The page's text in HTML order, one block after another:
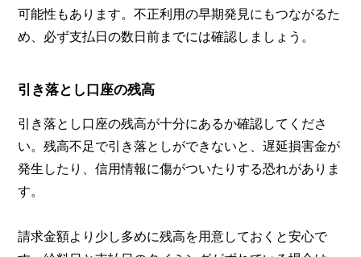
可能性もあります。不正利用の早期発見にもつながるた
め、必ず支払日の数日前までには確認しましょう。
引き落とし口座の残高
引き落とし口座の残高が十分にあるか確認してくださ
い。残高不足で引き落としができないと、遅延損害金が
発生したり、信用情報に傷がついたりする恐れがありま
す。
請求金額より少し多めに残高を用意しておくと安心で